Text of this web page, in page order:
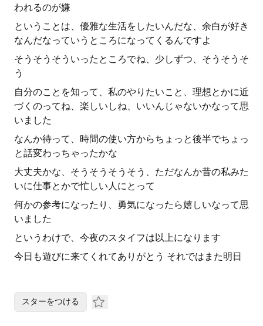
われるのが嫌
ということは、優雅な生活をしたいんだな、余白が好き
なんだなっていうところになってくるんですよ
そうそうそういったところでね、少しずつ、そうそうそ
う
自分のことを知って、私のやりたいこと、理想とかに近
づくのってね、楽しいしね、いいんじゃないかなって思
いました
なんか待って、時間の使い方からちょっと後半でちょっ
と話変わっちゃったかな
大丈夫かな、そうそうそうそう、ただなんか昔の私みた
いに仕事とかで忙しい人にとって
何かの参考になったり、勇気になったら嬉しいなって思
いました
というわけで、今夜のスタイフは以上になります
今日も遊びに来てくれてありがとう それではまた明日
スターをつける